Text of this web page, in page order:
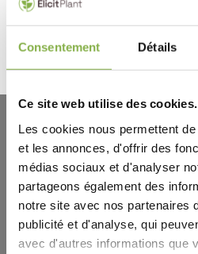
Consentement Détails
Ce site web utilise des cookies.
Les cookies nous permettent
et les annonces, d'offrir des
médias sociaux et d'analyser
partageons également des
notre site avec nos partenaires
publicité et d'analyse, qui
avec d'autres informations que
En savoir plus
Découvrez tous nos
témoignages